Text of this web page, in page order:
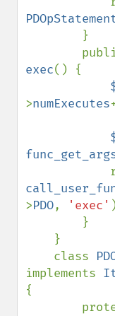
exec() {
>numExecutes
>PDO, 'exec'
    class
implements
{